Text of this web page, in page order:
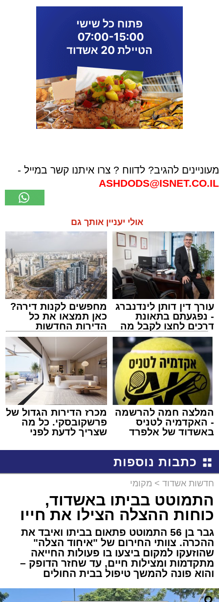
מעוניינים להגיב? לדווח ? צרו איתנו קשר במייל -
ASHDODS@ISNET.CO.IL
אולי יעניין אותך גם
עורך דין דותן לינדנברג
- נפגעתם בתאונת
דרכים לחצו לקבל מה
שמגיע לכם
מחפשים לקנות דירה?
כאן תמצאו את כל
הדירות החדשות
למכירה באשדוד >>>
המלצה חמה להרשמה
- האקדמיה לטניס
באשדוד של אלפרד
מכרז הדירות הגדול של
פרשקובסקי. כל מה
שצריך לדעת לפני
באשדוד
כתבות נוספות
חדשות אשדוד > מקומי
התמוטט בביתו באשדוד,
כוחות ההצלה הצילו את חייו
גבר בן 56 התמוטט פתאום בביתו ואיבד את
ההכרה. צוותי החירום של "איחוד הצלה"
שהוזעקו למקום ביצעו בו פעולות החייאה
מתקדמות ומצילות חיים, עד שחזר הדופק –
והוא פונה להמשך טיפול בבית החולים